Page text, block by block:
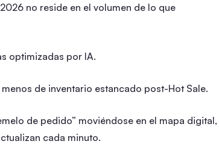
no reside en el volumen de lo que
optimizadas por IA.
menos de inventario estancado post-Hot Sale.
de pedido” moviéndose en el mapa digital,
cada minuto.